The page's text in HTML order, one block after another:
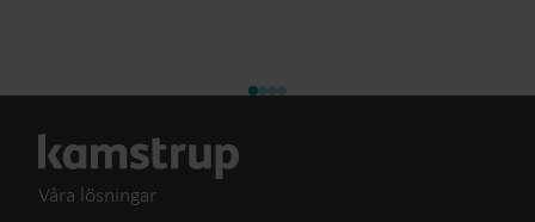
Våra lösningar